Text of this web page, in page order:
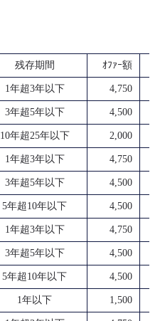
残存期間 ｵﾌｧｰ額
1年超3年以下 4,750
3年超5年以下 4,500
10年超25年以下 2,000
1年超3年以下 4,750
3年超5年以下 4,500
5年超10年以下 4,500
1年超3年以下 4,750
3年超5年以下 4,500
5年超10年以下 4,500
1年以下 1,500